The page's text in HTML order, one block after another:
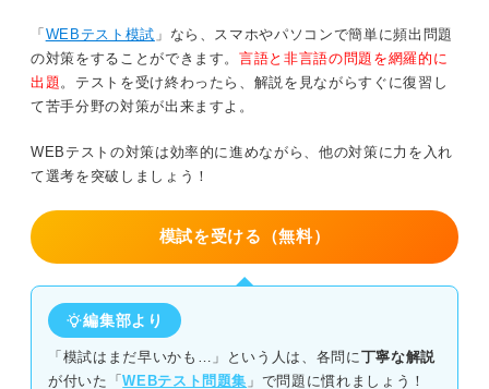
③自分の将来ありたい姿を整理する
④企業の求める人物像や社風を調べる
⑤志望職種がある場合は適性を押さえる
⑥面接での解答を準備する
⑦答える秒数を決める
実践編！ 性格適性検査の3つの練習方法
①診断ツールを使ってスピードに慣れる
②書籍に付属している性格適性検査を解く
「 WEBテスト模試 」なら、スマホやパソコンで簡単に頻出問題
の対策をすることができます。言語と非言語の問題を網羅的に
出題。テストを受け終わったら、解説を見ながらすぐに復習し
て苦手分野の対策が出来ますよ。
WEBテストの対策は効率的に進めながら、他の対策に力を入れ
て選考を突破しましょう！
模試を受ける（無料）
編集部より
「模試はまだ早いかも…」という人は、各問に 丁寧な解説
が付いた「WEBテスト問題集 」で問題に慣れましょう！
性格適性検査の結果だけで落ちる可能性は0ではない
性格適性検査で落ちる人の8つの特徴
②解答に矛盾がある
③解答ミスが多い
④解答に時間をかけすぎてしまう
⑤極端な解答や曖昧な解答が多い
⑥企業の求める人物像と相性が合っていない